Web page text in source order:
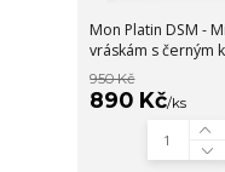
Mon Platin DSM -
vráskám s černým
950 Kč
890 Kč/ks